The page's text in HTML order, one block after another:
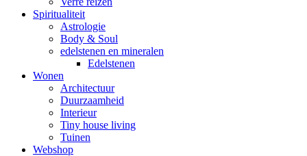
Spiritualiteit
Astrologie
Body & Soul
edelstenen en mineralen
Edelstenen
Wonen
Architectuur
Duurzaamheid
Interieur
Tiny house living
Tuinen
Webshop